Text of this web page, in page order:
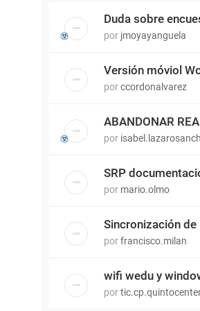
Duda sobre
por jmoyayanguela
Versión móviol
porccordonalvarez
ABANDONAR
por
SRP
por mario.olmo
Sincronización
porfrancisco.milan
wifi wedu y
por